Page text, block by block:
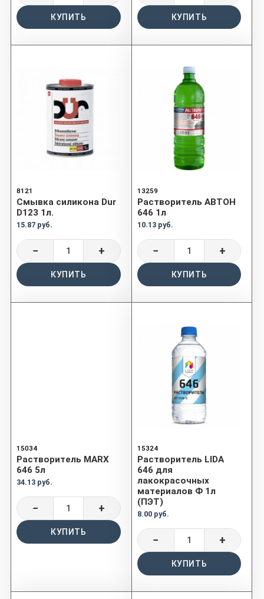
КУПИТЬ КУПИТЬ
8121
Смывка силикона Dur
D123 1л.
15.87 руб.
− +
КУПИТЬ
13259
Растворитель АВТОН
646 1л
10.13 руб.
− +
КУПИТЬ
15034
Растворитель MARX
646 5л
34.13 руб.
− +
КУПИТЬ
15324
Растворитель LIDA
646 для
лакокрасочных
материалов Ф 1л
(ПЭТ)
8.00 руб.
− +
КУПИТЬ